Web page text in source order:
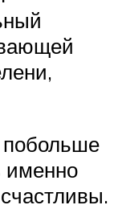
побольше
именно